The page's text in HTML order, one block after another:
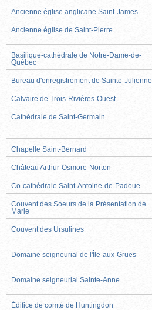
Ancienne église anglicane Saint-James
Ancienne église de Saint-Pierre
Basilique-cathédrale de Notre-Dame-de-
Québec
Bureau d'enregistrement de Sainte-Julienne
Calvaire de Trois-Rivières-Ouest
Cathédrale de Saint-Germain
Chapelle Saint-Bernard
Château Arthur-Osmore-Norton
Co-cathédrale Saint-Antoine-de-Padoue
Couvent des Soeurs de la Présentation de
Marie
Couvent des Ursulines
Domaine seigneurial de l'Île-aux-Grues
Domaine seigneurial Sainte-Anne
Édifice de comté de Huntingdon